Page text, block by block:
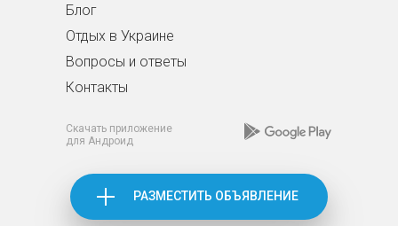
Блог
Отдых в Украине
Вопросы и ответы
Контакты
Скачать приложение
для Андроид
РАЗМЕСТИТЬ ОБЪЯВЛЕНИЕ